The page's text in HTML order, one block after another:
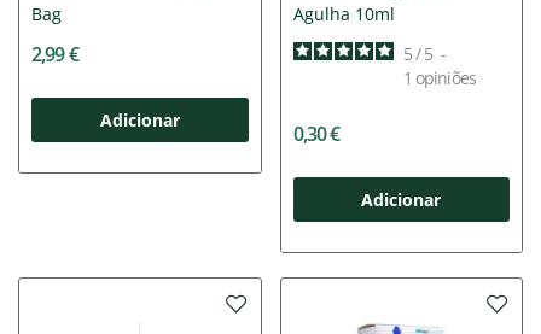
Bag
2,99 €
Adicionar
Agulha 10ml
5/ 5 -
1 opiniões
0,30 €
Adicionar